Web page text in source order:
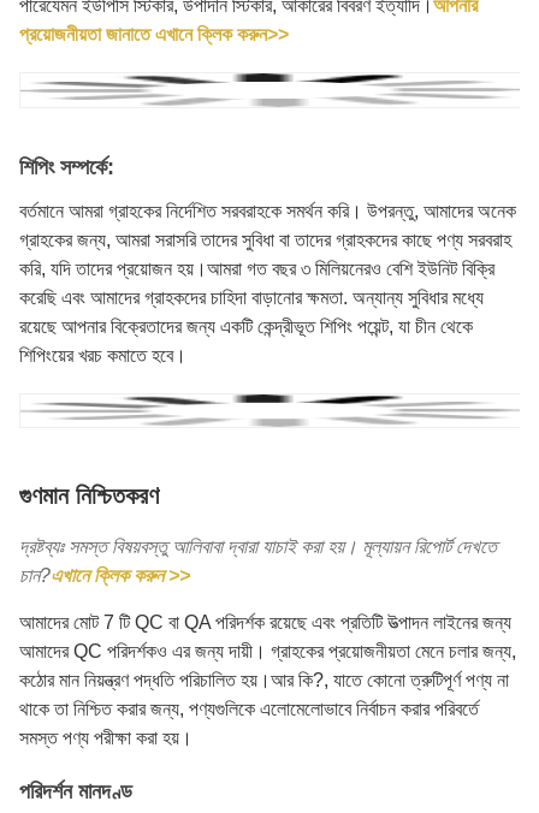
পারেযেমন ইউপিসি স্টিকার, উপাদান স্টিকার, আকারের বিবরণ ইত্যাদি। আপনার
প্রয়োজনীয়তা জানাতে এখানে ক্লিক করুন>>
শিপিং সম্পর্কে:
বর্তমানে আমরা গ্রাহকের নির্দেশিত সরবরাহকে সমর্থন করি। উপরন্তু, আমাদের অনেক
গ্রাহকের জন্য, আমরা সরাসরি তাদের সুবিধা বা তাদের গ্রাহকদের কাছে পণ্য সরবরাহ
করি, যদি তাদের প্রয়োজন হয়।আমরা গত বছর ৩ মিলিয়নেরও বেশি ইউনিট বিক্রি
করেছি এবং আমাদের গ্রাহকদের চাহিদা বাড়ানোর ক্ষমতা. অন্যান্য সুবিধার মধ্যে
রয়েছে আপনার বিক্রেতাদের জন্য একটি কেন্দ্রীভূত শিপিং পয়েন্ট, যা চীন থেকে
শিপিংয়ের খরচ কমাতে হবে।
গুণমান নিশ্চিতকরণ
দ্রষ্টব্যঃ সমস্ত বিষয়বস্তু আলিবাবা দ্বারা যাচাই করা হয়। মূল্যায়ন রিপোর্ট দেখতে
চান?এখানে ক্লিক করুন >>
আমাদের মোট 7 টি QC বা QA পরিদর্শক রয়েছে এবং প্রতিটি উত্পাদন লাইনের জন্য
আমাদের QC পরিদর্শকও এর জন্য দায়ী। গ্রাহকের প্রয়োজনীয়তা মেনে চলার জন্য,
কঠোর মান নিয়ন্ত্রণ পদ্ধতি পরিচালিত হয়।আর কি?, যাতে কোনো ত্রুটিপূর্ণ পণ্য না
থাকে তা নিশ্চিত করার জন্য, পণ্যগুলিকে এলোমেলোভাবে নির্বাচন করার পরিবর্তে
সমস্ত পণ্য পরীক্ষা করা হয়।
পরিদর্শন মানদণ্ড